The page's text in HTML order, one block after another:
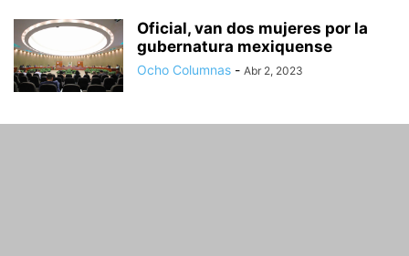
Oficial, van dos mujeres por la
gubernatura mexiquense
Ocho Columnas - Abr 2, 2023